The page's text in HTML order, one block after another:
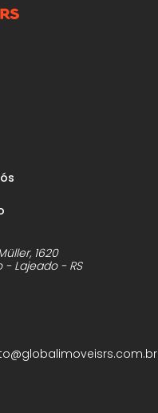
1620
- Lajeado - RS